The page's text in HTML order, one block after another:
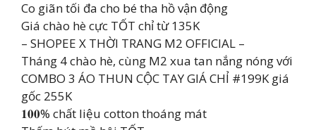
Co giãn tối đa cho bé tha hồ vận động
Giá chào hè cực TỐT chỉ từ 135K
– SHOPEE X THỜI TRANG M2 OFFICIAL –
Tháng 4 chào hè, cùng M2 xua tan nắng nóng với
COMBO 3 ÁO THUN CỘC TAY GIÁ CHỈ #199K giá
gốc 255K
𝟏𝟎𝟎% chất liệu cotton thoáng mát